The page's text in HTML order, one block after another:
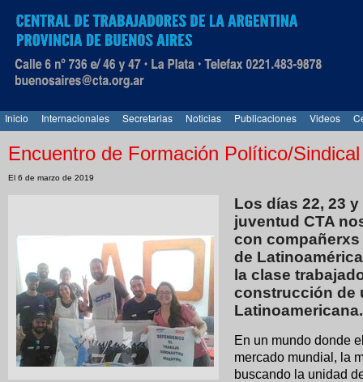
Inicio Internacionales Secretarias Noticias Publicaciones Videos
Encuentro de Formación Político/
El 6 de marzo de 2019
Los días 22, 23
juventud CTA
con
de
la clase
construcción de
Latinoamericana.
En un mundo donde
mercado mundial, la
buscando la unidad